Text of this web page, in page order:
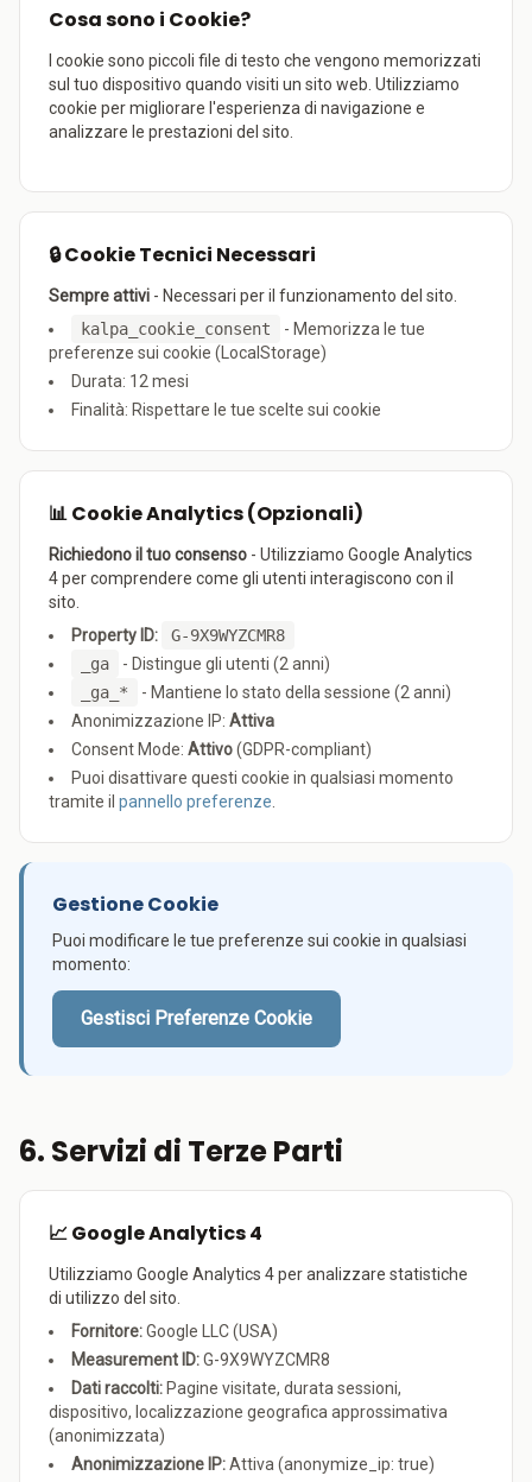
Cosa sono i Cookie?
I cookie sono piccoli file di testo che vengono memorizzati
sul tuo dispositivo quando visiti un sito web. Utilizziamo
cookie per migliorare l'esperienza di navigazione e
analizzare le prestazioni del sito.
🔒 Cookie Tecnici Necessari
Sempre attivi - Necessari per il funzionamento del sito.
kalpa_cookie_consent
- Memorizza le tue
preferenze sui cookie (LocalStorage)
Durata: 12 mesi
Finalità: Rispettare le tue scelte sui cookie
📊 Cookie Analytics (Opzionali)
Richiedono il tuo consenso - Utilizziamo Google Analytics
4 per comprendere come gli utenti interagiscono con il
sito.
Property ID:
G-9X9WYZCMR8
_ga
- Distingue gli utenti (2 anni)
_ga_*
- Mantiene lo stato della sessione (2 anni)
Anonimizzazione IP: Attiva
Consent Mode: Attivo(GDPR-compliant)
Puoi disattivare questi cookie in qualsiasi momento
tramite il pannello preferenze
Gestione Cookie
Puoi modificare le tue preferenze sui cookie in qualsiasi
momento:
Gestisci Preferenze Cookie
6. Servizi di Terze Parti
📈 Google Analytics 4
Utilizziamo Google Analytics 4 per analizzare statistiche
di utilizzo del sito.
Fornitore:Google LLC (USA)
Measurement ID:G-9X9WYZCMR8
Dati raccolti: Pagine visitate, durata sessioni,
dispositivo, localizzazione geografica approssimativa
(anonimizzata)
Anonimizzazione IP:Attiva (anonymize_ip: true)